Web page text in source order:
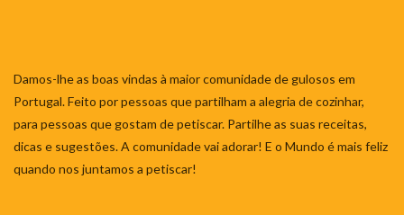
Damos-lhe as boas vindas à maior comunidade de gulosos em
Portugal. Feito por pessoas que partilham a alegria de cozinhar,
para pessoas que gostam de petiscar. Partilhe as suas receitas,
dicas e sugestões. A comunidade vai adorar! E o Mundo é mais feliz
quando nos juntamos a petiscar!